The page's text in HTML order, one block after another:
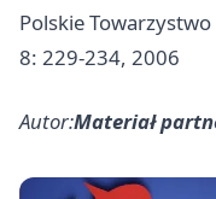
Polskie
8: 229-234, 2006
Autor:Materiał